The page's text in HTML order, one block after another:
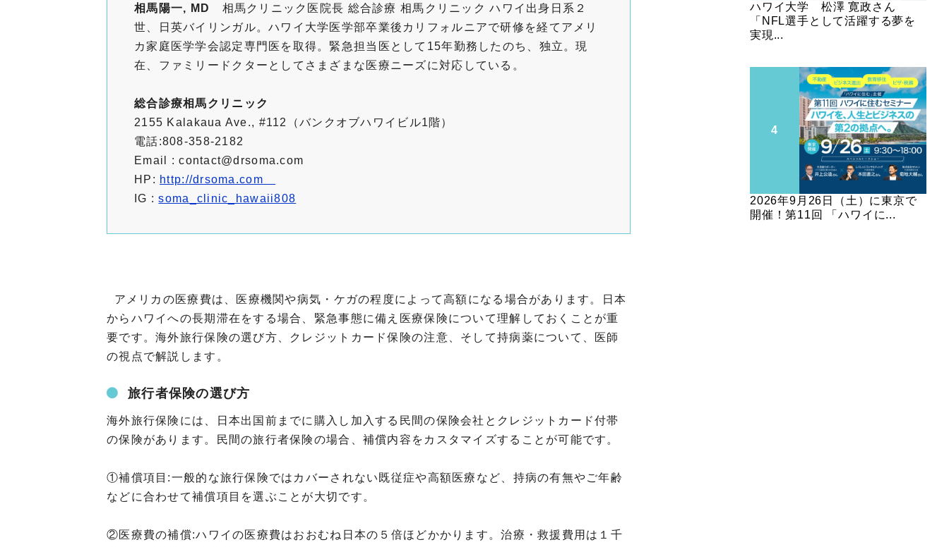
相馬陽一, MD
相馬クリニック医院長 総合診療 相馬クリニック ハワイ出身日系２
世、日英バイリンガル。ハワイ大学医学部卒業後カリフォルニアで研修を経てアメリ
カ家庭医学学会認定専門医を取得。緊急担当医として15年勤務したのち、独立。現
在、ファミリードクターとしてさまざまな医療ニーズに対応している。
総合診療相馬クリニック
2155 Kalakaua Ave., #112（バンクオブハワイビル1階）
電話:808-358-2182
Email : contact@drsoma.com
HP: http://drsoma.com
IG :soma_clinic_hawaii808
アメリカの医療費は、医療機関や病気・ケガの程度によって高額になる場合があります。日本
からハワイへの長期滞在をする場合、緊急事態に備え医療保険について理解しておくことが重
要です。海外旅行保険の選び方、クレジットカード保険の注意、そして持病薬について、医師
の視点で解説します。
旅行者保険の選び方
海外旅行保険には、日本出国前までに購入し加入する民間の保険会社とクレジットカード付帯
の保険があります。民間の旅行者保険の場合、補償内容をカスタマイズすることが可能です。
①補償項目:一般的な旅行保険ではカバーされない既従症や高額医療など、持病の有無やご年齢
などに合わせて補償項目を選ぶことが大切です。
②医療費の補償:ハワイの医療費はおおむね日本の５倍ほどかかります。治療・救援費用は１千
ハワイ大学 松澤 寛政さん
「NFL選手として活躍する夢を
実現...
2026年9月26日（土）に東京で
開催！第11回 「ハワイに...